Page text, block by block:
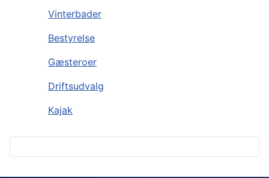
Vinterbader
Bestyrelse
Gæsteroer
Driftsudvalg
Kajak